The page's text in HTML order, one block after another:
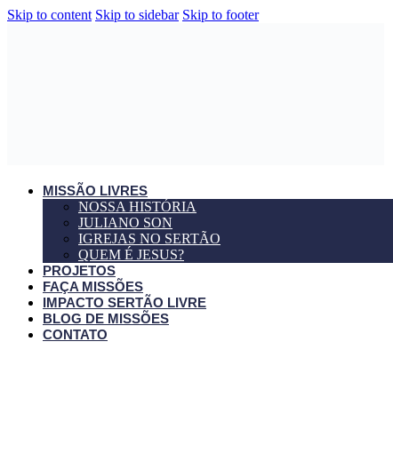
Skip to content Skip to sidebar Skip to footer
MISSÃO LIVRES
NOSSA HISTÓRIA
JULIANO SON
IGREJAS NO SERTÃO
QUEM É JESUS?
PROJETOS
FAÇA MISSÕES
IMPACTO SERTÃO LIVRE
BLOG DE MISSÕES
CONTATO